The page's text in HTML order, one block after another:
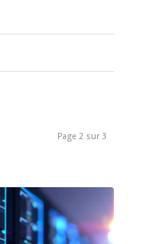
Page 2 sur 3